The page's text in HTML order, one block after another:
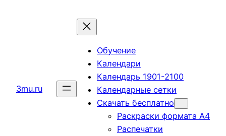
3mu.ru
Обучение
Календари
Календарь 1901-2100
Календарные сетки
Скачать бесплатно
Раскраски формата А4
Распечатки